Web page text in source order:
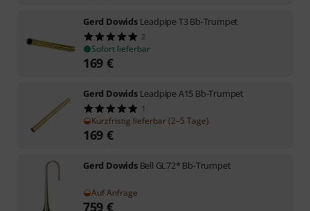
Gerd Dowids Leadpipe T3 Bb-Trumpet
2
Sofort lieferbar
169 €
Gerd Dowids Leadpipe A15 Bb-Trumpet
1
Kurzfristig lieferbar (2–5 Tage)
169 €
Gerd Dowids Bell GL72* Bb-Trumpet
Auf Anfrage
759 €